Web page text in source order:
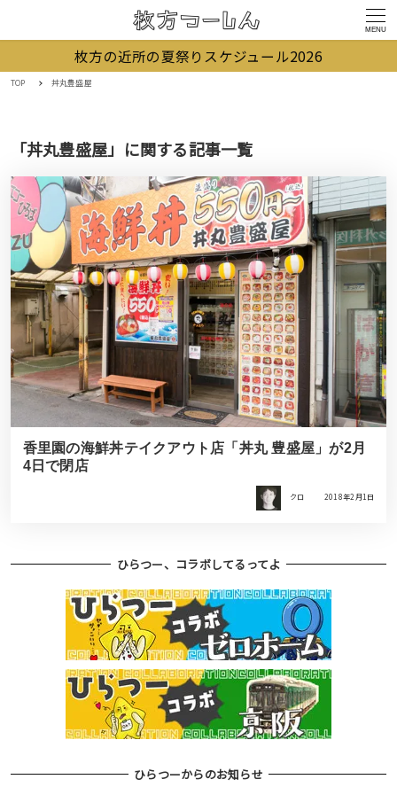
MENU
枚方の近所の夏祭りスケジュール2026
TOP 丼丸豊盛屋
「丼丸豊盛屋」に関する記事一覧
香里園の海鮮丼テイクアウト店「丼丸 豊盛屋」が2月
4日で閉店
クロ 2018年2月1日
ひらつー、コラボしてるってよ
ひらつーからのお知らせ